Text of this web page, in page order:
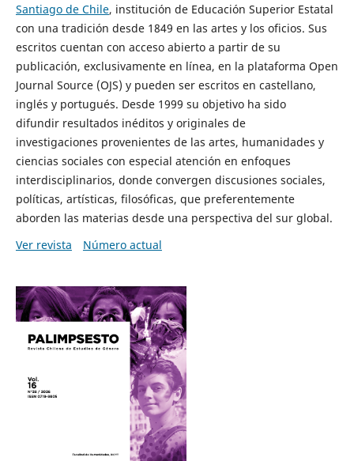
Santiago de Chile, institución de Educación Superior Estatal
con una tradición desde 1849 en las artes y los oficios. Sus
escritos cuentan con acceso abierto a partir de su
publicación, exclusivamente en línea, en la plataforma Open
Journal Source (OJS) y pueden ser escritos en castellano,
inglés y portugués. Desde 1999 su objetivo ha sido
difundir resultados inéditos y originales de
investigaciones provenientes de las artes, humanidades y
ciencias sociales con especial atención en enfoques
interdisciplinarios, donde convergen discusiones sociales,
políticas, artísticas, filosóficas, que preferentemente
aborden las materias desde una perspectiva del sur global.
Ver revista
Número actual